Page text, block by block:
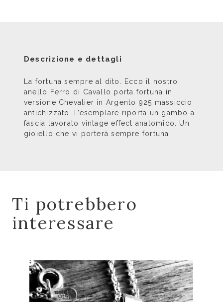
Descrizione e dettagli
La fortuna sempre al dito. Ecco il nostro
anello Ferro di Cavallo porta fortuna in
versione Chevalier in Argento 925 massiccio
antichizzato. L’esemplare riporta un gambo a
fascia lavorato vintage effect anatomico. Un
gioiello che vi porterà sempre fortuna...
Ti potrebbero
interessare